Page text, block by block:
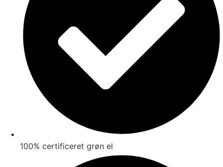
100% certificeret grøn el